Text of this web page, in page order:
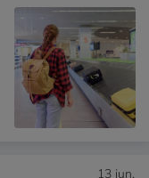
13 iun.